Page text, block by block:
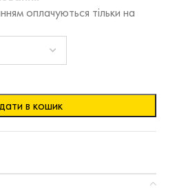
оплачуються тільки на
в кошик